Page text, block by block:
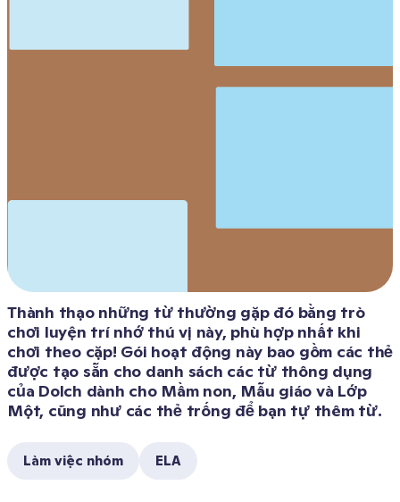
Thành thạo những từ thường gặp đó bằng trò
chơi luyện trí nhớ thú vị này, phù hợp nhất khi
chơi theo cặp! Gói hoạt động này bao gồm các thẻ
được tạo sẵn cho danh sách các từ thông dụng
của Dolch dành cho Mầm non, Mẫu giáo và Lớp
Một, cũng như các thẻ trống để bạn tự thêm từ.
Làm việc nhóm ELA